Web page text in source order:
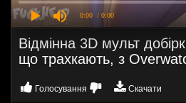
0:00 / 0:00
Відмінна 3D мульт
що трахкають, з
Голосування Скачати